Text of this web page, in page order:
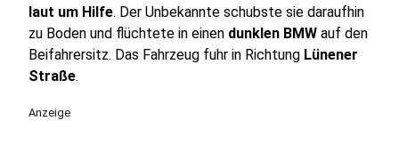
laut um Hilfe. Der Unbekannte schubste sie daraufhin
zu Boden und flüchtete in einen dunklen BMW auf den
Beifahrersitz. Das Fahrzeug fuhr in Richtung Lünener
Straße.
Anzeige